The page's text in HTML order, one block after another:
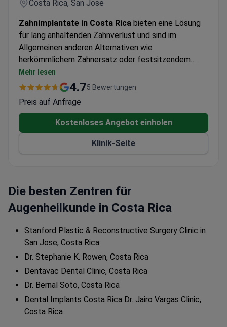
Costa Rica, San Jose
Zahnimplantate in Costa Rica bieten eine Lösung
für lang anhaltenden Zahnverlust und sind im
Allgemeinen anderen Alternativen wie
herkömmlichem Zahnersatz oder festsitzendem
Zahnersatz vorzuziehen. Ein Zahnimplantat ist eine
zylindrische oder konische, schraubenartige Struktur,
die in den Oberkieferknochen eingesetzt wird, um die
Zahnwurzel zu ersetzen. Implantate bestehen im
Allgemeinen aus Reintitan oder einer Titanlegierung,
die ein perfekt biokompatibles Material ist und
immer eine spezielle Oberflächenbehandlung
aufweist. Vor der Operation ist eine sorgfältige
zu identifizieren und zu analysieren. Unser Ziel ist es,
Ihnen die bestmögliche Behandlung basierend auf
hochmodernen ästhetischen Klinik zu bieten.
Mehr lesen
4.75 Bewertungen
Preis auf Anfrage
Kostenloses Angebot einholen
Klinik-Seite
Die besten Zentren für
Augenheilkunde in Costa Rica
Stanford Plastic & Reconstructive Surgery Clinic in
San Jose, Costa Rica
Dr. Stephanie K. Rowen, Costa Rica
Dentavac Dental Clinic, Costa Rica
Dr. Bernal Soto, Costa Rica
Dental Implants Costa Rica Dr. Jairo Vargas Clinic,
Costa Rica